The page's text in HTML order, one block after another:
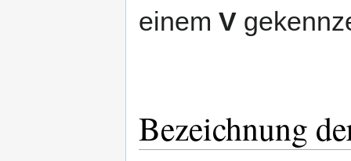
einem V
Bezeichnung